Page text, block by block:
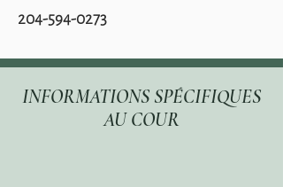
204-594-0273
INFORMATIONS SPÉCIFIQUES
AU COUR